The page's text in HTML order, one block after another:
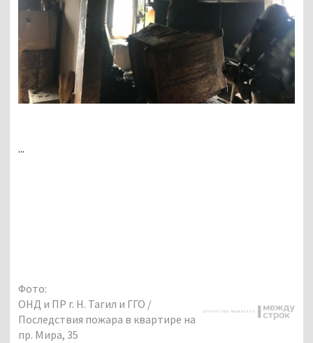
...
Фото:
ОНД и ПР г. Н. Тагил и ГГО /
Последствия пожара в квартире на
пр. Мира, 35